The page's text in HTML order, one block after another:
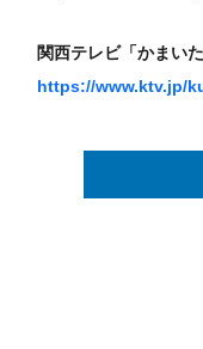
関西テレビ「かまい
https://www.ktv.jp/